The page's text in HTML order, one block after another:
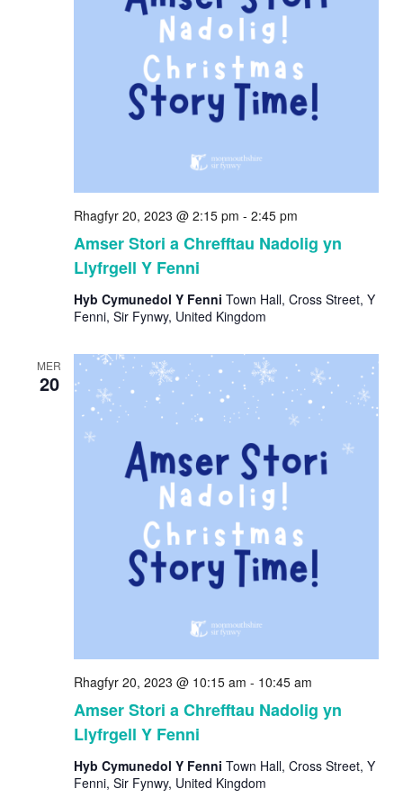
Amser Stori a Chrefftau Nadolig yn
Llyfrgell Y Fenni
Rhagfyr 20, 2023 @ 2:15 pm - 2:45 pm
Hyb Cymunedol Y Fenni Town Hall, Cross Street, Y
Fenni, Sir Fynwy, United Kingdom
MER
20
Amser Stori a Chrefftau Nadolig yn
Llyfrgell Y Fenni
Rhagfyr 20, 2023 @ 10:15 am - 10:45 am
Hyb Cymunedol Y Fenni Town Hall, Cross Street, Y
Fenni, Sir Fynwy, United Kingdom